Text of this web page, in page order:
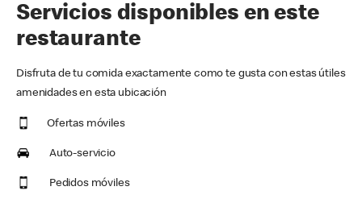
Servicios disponibles en este
restaurante
Disfruta de tu comida exactamente como te gusta con estas útiles
amenidades en esta ubicación
Ofertas móviles
Auto-servicio
Pedidos móviles